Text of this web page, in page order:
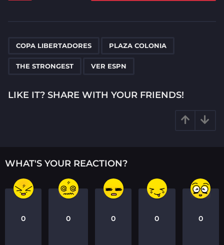
a
COPA LIBERTADORES PLAZA COLONIA
THE STRONGEST VER ESPN
LIKE IT? SHARE WITH YOUR FRIENDS!
WHAT'S YOUR REACTION?
0 0 0 0 0